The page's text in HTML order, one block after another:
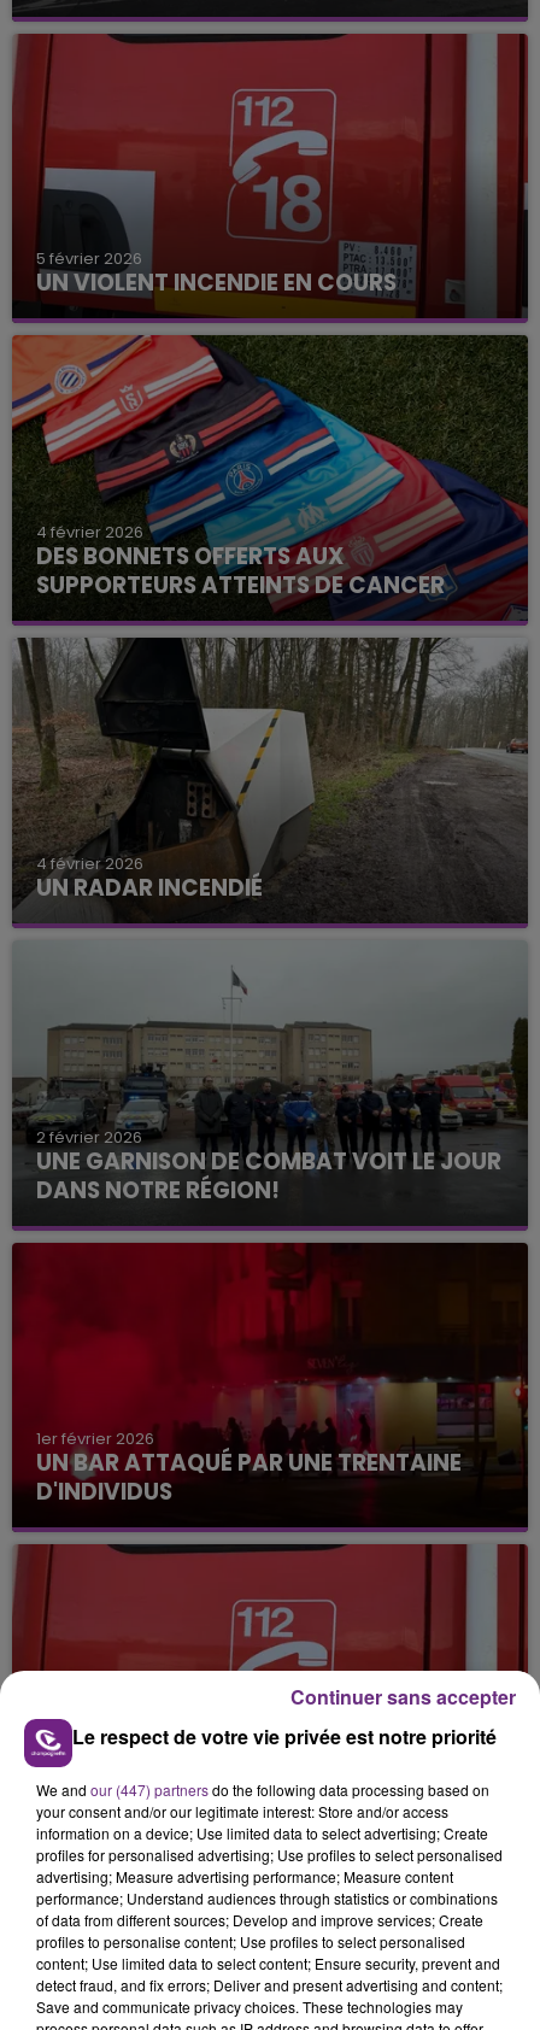
5 février 2026
UN VIOLENT INCENDIE EN COURS
4 février 2026
DES BONNETS OFFERTS AUX
SUPPORTEURS ATTEINTS DE CANCER
4 février 2026
UN RADAR INCENDIÉ
2 février 2026
UNE GARNISON DE COMBAT VOIT LE JOUR
DANS NOTRE RÉGION!
1er février 2026
UN BAR ATTAQUÉ PAR UNE TRENTAINE
D'INDIVIDUS
24 janvier 2026
UN HOMME EN ARRÊT CARDIAQUE
SECOURU PAR UNE INFIRMIÈRE SUR LE...
Le respect de votre vie privée est notre priorité
We and our (447) partnersdo the following data processing based on
your consent and/or our legitimate interest: Store and/or access
information on a device; Use limited data to select advertising; Create
profiles for personalised advertising; Use profiles to select personalised
advertising; Measure advertising performance; Measure content
performance; Understand audiences through statistics or combinations
of data from different sources; Develop and improve services; Create
profiles to personalise content; Use profiles to select personalised
content; Use limited data to select content; Ensure security, prevent and
detect fraud, and fix errors; Deliver and present advertising and content;
Save and communicate privacy choices. These technologies may
Continuer sans accepter